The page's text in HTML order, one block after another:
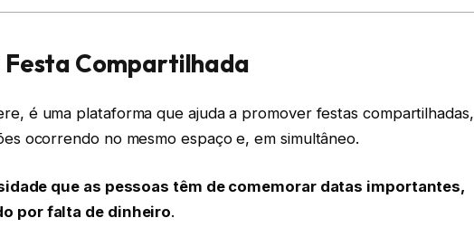
Festa Compartilhada
é uma plataforma que ajuda a promover festas compartilhadas,
ocorrendo no mesmo espaço e, em simultâneo.
que as pessoas têm de comemorar datas importantes,
por falta de dinheiro.